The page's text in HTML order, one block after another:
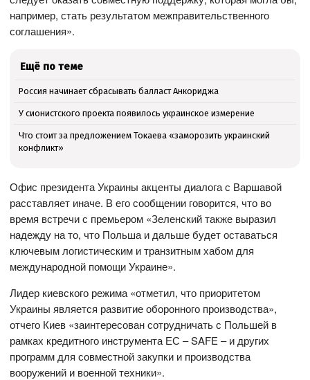
например, стать результатом межправительственного
соглашения».
Ещё по теме
Россия начинает сбрасывать балласт Анкориджа
У сионистского проекта появилось украинское измерение
Что стоит за предложением Токаева «заморозить украинский
конфликт»
Офис президента Украины акценты диалога с Варшавой
расставляет иначе. В его сообщении говорится, что во
время встречи с премьером «Зеленский также выразил
надежду на то, что Польша и дальше будет оставаться
ключевым логистическим и транзитным хабом для
международной помощи Украине».
Лидер киевского режима «отметил, что приоритетом
Украины является развитие оборонного производства»,
отчего Киев «заинтересован сотрудничать с Польшей в
рамках кредитного инструмента ЕС – SAFE – и других
программ для совместной закупки и производства
вооружений и военной техники».